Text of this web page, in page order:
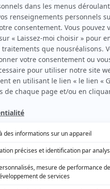
défaire les noeuds,
ensemble, une
parfois même
ont été
que nous avons fait la
cette discussion
femmes dans notre
engageons à tout faire
soient. Et nous nous
chemin harmonieux
»